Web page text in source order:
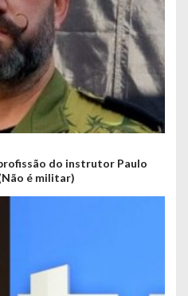
do instrutor Paulo
é militar)